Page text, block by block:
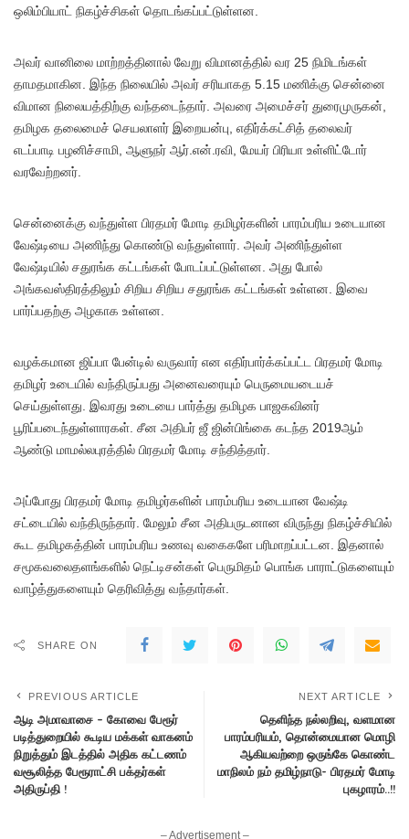
ஒலிம்பியாட் நிகழ்ச்சிகள் தொடங்கப்பட்டுள்ளன.
அவர் வானிலை மாற்றத்தினால் வேறு விமானத்தில் வர 25 நிமிடங்கள்
தாமதமாகின. இந்த நிலையில் அவர் சரியாகத 5.15 மணிக்கு சென்னை
விமான நிலையத்திற்கு வந்தடைந்தார். அவரை அமைச்சர் துரைமுருகன்,
தமிழக தலைமைச் செயலாளர் இறையன்பு, எதிர்க்கட்சித் தலைவர்
எடப்பாடி பழனிச்சாமி, ஆளுநர் ஆர்.என்.ரவி, மேயர் பிரியா உள்ளிட்டோர்
வரவேற்றனர்.
சென்னைக்கு வந்துள்ள பிரதமர் மோடி தமிழர்களின் பாரம்பரிய உடையான
வேஷ்டியை அணிந்து கொண்டு வந்துள்ளார். அவர் அணிந்துள்ள
வேஷ்டியில் சதுரங்க கட்டங்கள் போடப்பட்டுள்ளன. அது போல்
அங்கவஸ்திரத்திலும் சிறிய சிறிய சதுரங்க கட்டங்கள் உள்ளன. இவை
பார்ப்பதற்கு அழகாக உள்ளன.
வழக்கமான ஜிப்பா பேன்டில் வருவார் என எதிர்பார்க்கப்பட்ட பிரதமர் மோடி
தமிழர் உடையில் வந்திருப்பது அனைவரையும் பெருமையடையச்
செய்துள்ளது. இவரது உடையை பார்த்து தமிழக பாஜகவினர்
பூரிப்படைந்துள்ளாரகள். சீன அதிபர் ஜீ ஜின்பிங்கை கடந்த 2019ஆம்
ஆண்டு மாமல்லபுரத்தில் பிரதமர் மோடி சந்தித்தார்.
அப்போது பிரதமர் மோடி தமிழர்களின் பாரம்பரிய உடையான வேஷ்டி
சட்டையில் வந்திருந்தார். மேலும் சீன அதிபருடனான விருந்து நிகழ்ச்சியில்
கூட தமிழகத்தின் பாரம்பரிய உணவு வகைகளே பரிமாறப்பட்டன. இதனால்
சமூகவலைதளங்களில் நெட்டிசன்கள் பெருமிதம் பொங்க பாராட்டுகளையும்
வாழ்த்துகளையும் தெரிவித்து வந்தார்கள்.
SHARE ON
PREVIOUS ARTICLE
ஆடி அமாவாசை – கோவை பேரூர்
படித்துறையில் கூடிய மக்கள் வாகனம்
நிறுத்தும் இடத்தில் அதிக கட்டணம்
வசூலித்த பேரூராட்சி பக்தர்கள்
அதிருப்தி !
NEXT ARTICLE
தெளிந்த நல்லறிவு, வளமான
பாரம்பரியம், தொன்மையான மொழி
ஆகியவற்றை ஒருங்கே கொண்ட
மாநிலம் நம் தமிழ்நாடு- பிரதமர் மோடி
புகழாரம்..!!
– Advertisement –